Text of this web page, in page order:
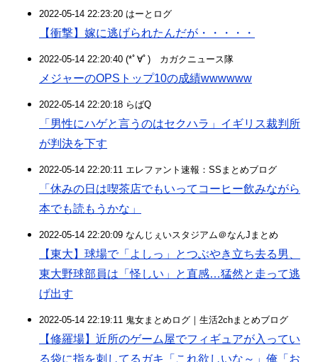
2022-05-14 22:23:20 はーとログ
【衝撃】嫁に逃げられたんだが・・・・・
2022-05-14 22:20:40 (*ﾟ∀ﾟ)ゞカガクニュース隊
メジャーのOPSトップ10の成績wwwwww
2022-05-14 22:20:18 らばQ
「男性にハゲと言うのはセクハラ」イギリス裁判所
が判決を下す
2022-05-14 22:20:11 エレファント速報：SSまとめブログ
「休みの日は喫茶店でもいってコーヒー飲みながら
本でも読もうかな」
2022-05-14 22:20:09 なんじぇいスタジアム＠なんJまとめ
【東大】球場で「よしっ」とつぶやき立ち去る男、
東大野球部員は「怪しい」と直感…猛然と走って逃
げ出す
2022-05-14 22:19:11 鬼女まとめログ｜生活2chまとめブログ
【修羅場】近所のゲーム屋でフィギュアが入ってい
る袋に指を刺してるガキ「これ欲しいな～」俺「お